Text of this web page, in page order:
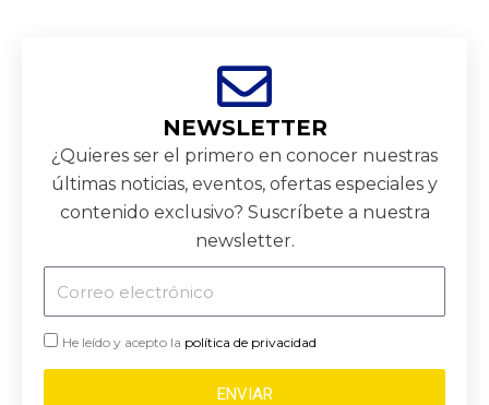
NEWSLETTER
¿Quieres ser el primero en conocer nuestras
últimas noticias, eventos, ofertas especiales y
contenido exclusivo? Suscríbete a nuestra
newsletter.
He leído y acepto la política de privacidad
ENVIAR